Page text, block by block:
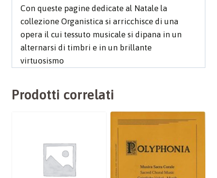
Con queste pagine dedicate al Natale la
collezione Organistica si arricchisce di una
opera il cui tessuto musicale si dipana in un
alternarsi di timbri e in un brillante
virtuosismo
Prodotti correlati